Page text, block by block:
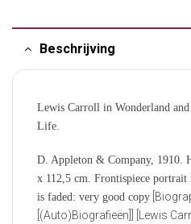
Beschrijving
Lewis Carroll in Wonderland
Life.
D. Appleton & Company, 1910.
x 112,5 cm. Frontispiece
is faded: very good copy
[(Auto)Biografieën]] [Lewis